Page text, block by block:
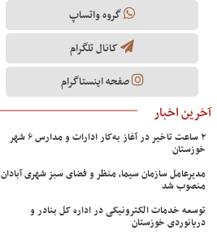
گروه واتساپ
کانال تلگرام
صفحه اینستاگرام
آخرین اخبار
۲ ساعت تاخیر در آغاز به‌کار ادارات و مدارس ۶ شهر
خوزستان
مدیرعامل سازمان سیما، منظر و فضای سبز شهری آبادان
منصوب شد
توسعه خدمات الکترونیکی در اداره کل بنادر و
دریانوردی خوزستان